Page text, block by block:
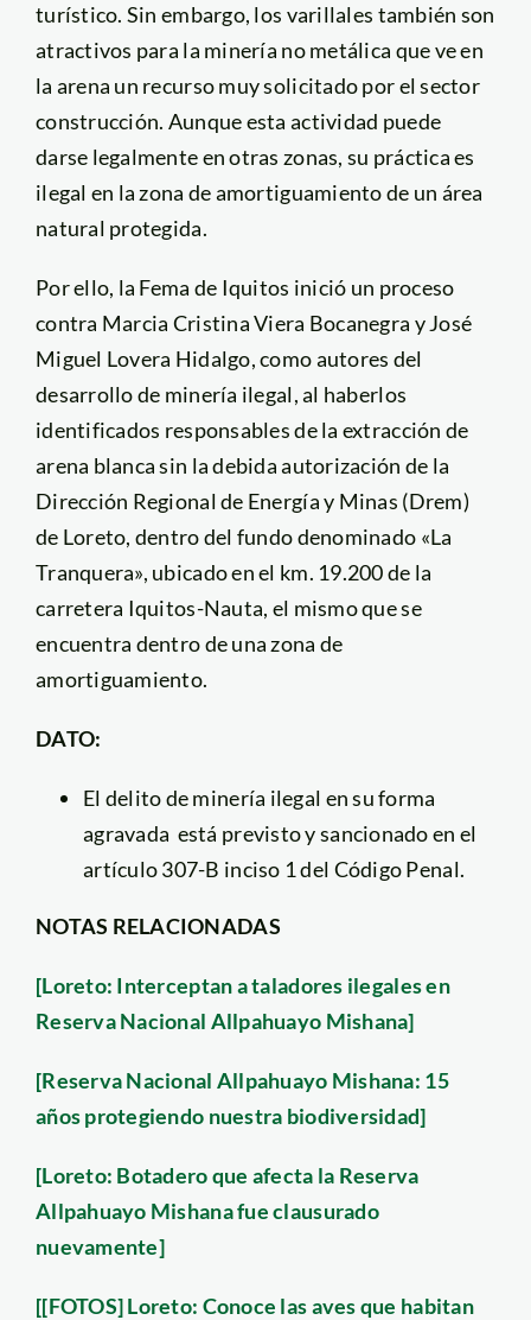
turístico. Sin embargo, los varillales también son
atractivos para la minería no metálica que ve en
la arena un recurso muy solicitado por el sector
construcción. Aunque esta actividad puede
darse legalmente en otras zonas, su práctica es
ilegal en la zona de amortiguamiento de un área
natural protegida.
Por ello, la Fema de Iquitos inició un proceso
contra Marcia Cristina Viera Bocanegra y José
Miguel Lovera Hidalgo, como autores del
desarrollo de minería ilegal, al haberlos
identificados responsables de la extracción de
arena blanca sin la debida autorización de la
Dirección Regional de Energía y Minas (Drem)
de Loreto, dentro del fundo denominado «La
Tranquera», ubicado en el km. 19.200 de la
carretera Iquitos-Nauta, el mismo que se
encuentra dentro de una zona de
amortiguamiento.
DATO:
El delito de minería ilegal en su forma
agravada está previsto y sancionado en el
artículo 307-B inciso 1 del Código Penal.
NOTAS RELACIONADAS
[Loreto: Interceptan a taladores ilegales en
Reserva Nacional Allpahuayo Mishana]
[Reserva Nacional Allpahuayo Mishana: 15
años protegiendo nuestra biodiversidad]
[Loreto: Botadero que afecta la Reserva
Allpahuayo Mishana fue clausurado
nuevamente]
[[FOTOS] Loreto: Conoce las aves que habitan